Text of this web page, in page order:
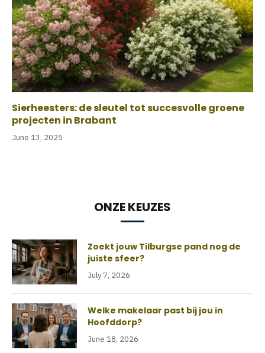
Sierheesters: de sleutel tot succesvolle groene
projecten in Brabant
June 13, 2025
ONZE KEUZES
Zoekt jouw Tilburgse pand nog de
juiste sfeer?
July 7, 2026
Welke makelaar past bij jou in
Hoofddorp?
June 18, 2026